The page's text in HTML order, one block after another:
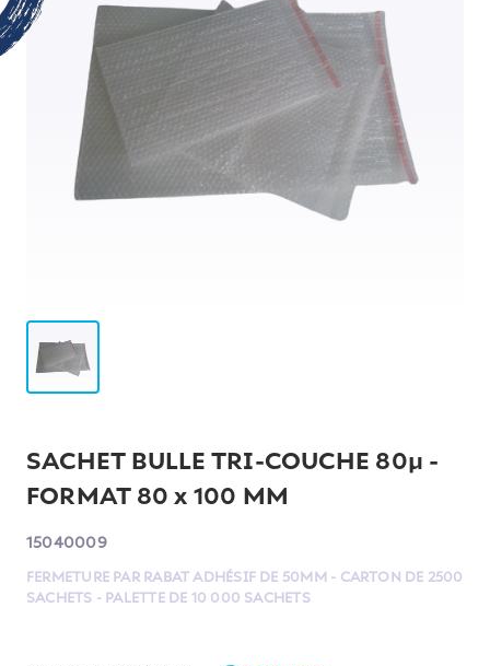
SACHET BULLE TRI-COUCHE 80µ -
FORMAT 80 x 100 MM
15040009
FERMETURE PAR RABAT ADHÉSIF DE 50MM - CARTON DE 2500
SACHETS - PALETTE DE 10 000 SACHETS